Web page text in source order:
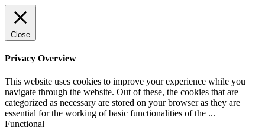
Close
Privacy Overview
This website uses cookies to improve your experience while you
navigate through the website. Out of these, the cookies that are
categorized as necessary are stored on your browser as they are
essential for the working of basic functionalities of the ...
Functional